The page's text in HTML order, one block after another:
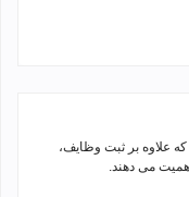
علاوه بر ثبت وظایف،
می دهند.